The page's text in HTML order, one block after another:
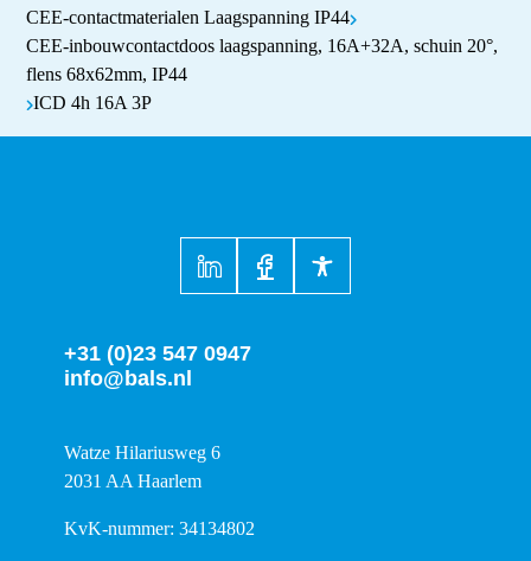
CEE-contactmaterialen Laagspanning IP44
CEE-inbouwcontactdoos laagspanning, 16A+32A, schuin 20°,
flens 68x62mm, IP44
ICD 4h 16A 3P
+31 (0)23 547 0947
info@bals.nl
Watze Hilariusweg 6
2031 AA Haarlem
KvK-nummer: 34134802